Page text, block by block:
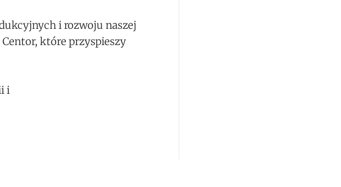
i rozwoju naszej
które przyspieszy
i